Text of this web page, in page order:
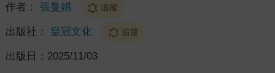
作者： 張曼娟 追蹤
出版社： 皇冠文化 追蹤
出版日： 2025/11/03